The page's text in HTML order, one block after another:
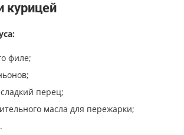
курицей
филе;
перец;
масла для пережарки;